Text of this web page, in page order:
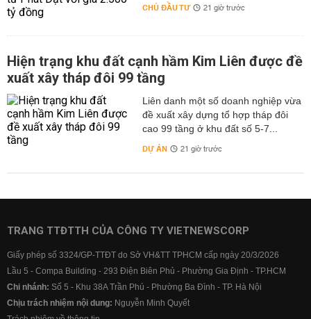
CHỦ ĐẦU TƯ 21 giờ trước
Hiện trạng khu đất cạnh hầm Kim Liên được đề
xuất xây tháp đôi 99 tầng
Liên danh một số doanh nghiệp vừa
đề xuất xây dựng tổ hợp tháp đôi
cao 99 tầng ở khu đất số 5-7...
DỰ ÁN 21 giờ trước
TRANG TTĐTTH CỦA CÔNG TY VIETNEWSCORP
Giấy phép số 3324/GP-TTĐT do Sở VH&TT TPHCM cấp ngày 20/3/2026
Lầu 5 - Compa Building - 293 Điện Biên Phủ - Phường Gia Định - TP.HCM
Chi nhánh: Số 5 - Khu 38A Trần Phú - Phường Ba Đình - TP. Hà Nội
Chịu trách nhiệm nội dung: Nguyễn Minh Quyết